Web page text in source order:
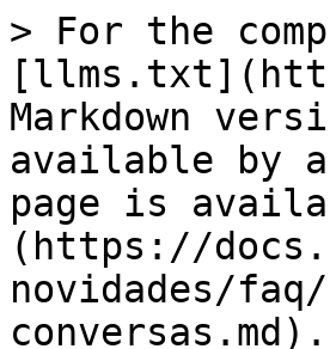
> For the
Markdown
available by
page is
(https://
novidades/
conversas.md).